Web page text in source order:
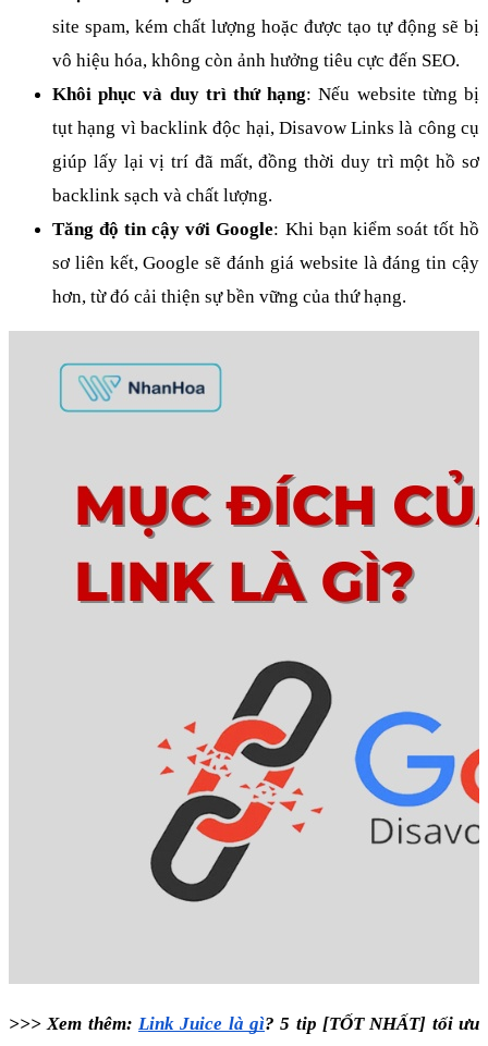
site spam, kém chất lượng hoặc được tạo tự động sẽ bị
vô hiệu hóa, không còn ảnh hưởng tiêu cực đến SEO.
Khôi phục và duy trì thứ hạng: Nếu website từng bị
tụt hạng vì backlink độc hại, Disavow Links là công cụ
giúp lấy lại vị trí đã mất, đồng thời duy trì một hồ sơ
backlink sạch và chất lượng.
Tăng độ tin cậy với Google: Khi bạn kiểm soát tốt hồ
sơ liên kết, Google sẽ đánh giá website là đáng tin cậy
hơn, từ đó cải thiện sự bền vững của thứ hạng.
>>> Xem thêm: Link Juice là gì? 5 tip [TỐT NHẤT] tối ưu